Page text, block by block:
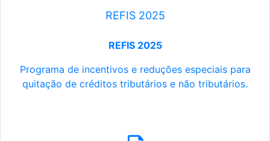
REFIS 2025
REFIS 2025
Programa de incentivos e reduções especiais para
quitação de créditos tributários e não tributários.